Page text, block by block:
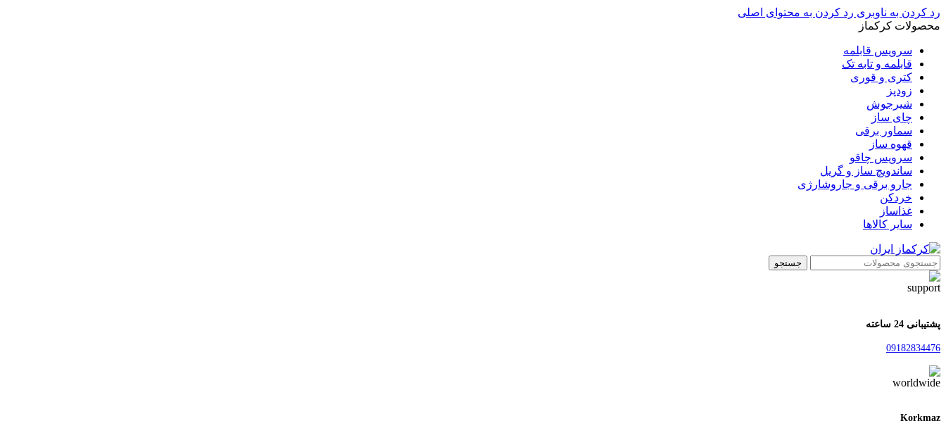
رد کردن به ناوبری رد کردن به محتوای اصلی
محصولات کرکماز
سرویس قابلمه
قابلمه و تابه تک
کتری و قوری
زودپز
شیرجوش
چای ساز
سماور برقی
قهوه ساز
سرویس چاقو
ساندویچ ساز و گریل
جارو برقی و جاروشارژی
خردکن
غذاساز
سایر کالاها
جستجو
پشتیبانی 24 ساعته
09182834476
Korkmaz